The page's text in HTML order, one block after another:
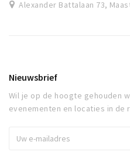
Alexander Battalaan 73,
Nieuwsbrief
Wil je op de hoogte gehouden
evenementen en locaties in de